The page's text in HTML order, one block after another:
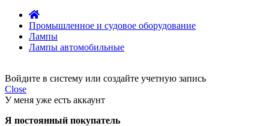
Промышленное и судовое оборудование
Лампы
Лампы автомобильные
Войдите в систему или создайте учетную запись
Close
У меня уже есть аккаунт
Я постоянный покупатель